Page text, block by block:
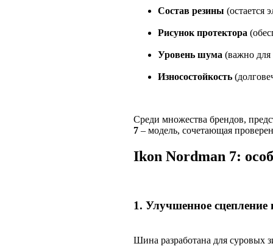
Состав резины (остается
Рисунок протектора
Уровень шума (важно
Износостойкость
Среди множества брендов,
7 – модель, сочетающая
Ikon Nordman 7:
1. Улучшенное сцепление
Шина разработана для суровых